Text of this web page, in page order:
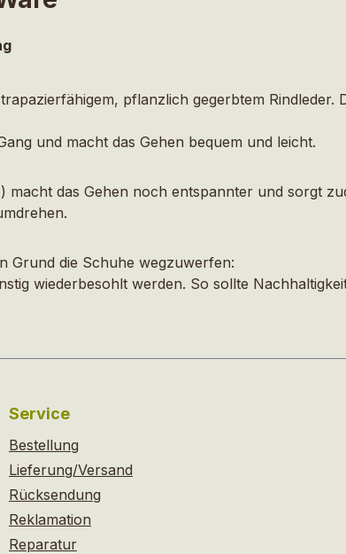
pflanzlich gegerbtem
und macht das Gehen bequem und leicht.
macht das Gehen noch entspannter und sorgt
Grund die Schuhe wegzuwerfen:
wiederbesohlt werden. So sollte
Service
Bestellung
Lieferung/Versand
Rücksendung
Reklamation
Reparatur